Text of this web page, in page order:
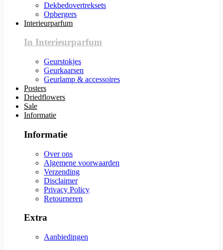
Dekbedovertreksets
Opbergers
Interieurparfum
In Interieurparfum
Geurstokjes
Geurkaarsen
Geurlamp & accessoires
Posters
Driedflowers
Sale
Informatie
Informatie
Over ons
Algemene voorwaarden
Verzending
Disclaimer
Privacy Policy
Retourneren
Extra
Aanbiedingen